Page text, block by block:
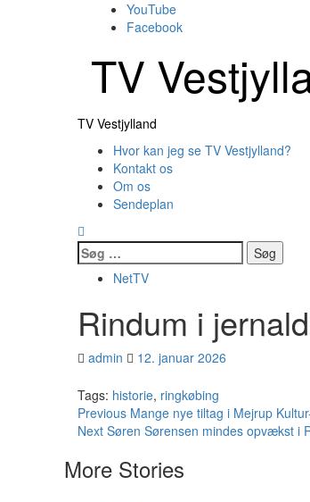
YouTube
Facebook
TV
Primary
TV Vestjylland
Hvor kan jeg se TV Vestjylland?
Kontakt os
Om os
Sendeplan
Søg
efter:
NetTV
Rindum i
admin 12. januar 2026
Tags: historie, ringkøbing
Continue
Reading
Previous Mange nye tiltag i Mejrup
Next Søren Sørensen mindes opvækst i
More Stories